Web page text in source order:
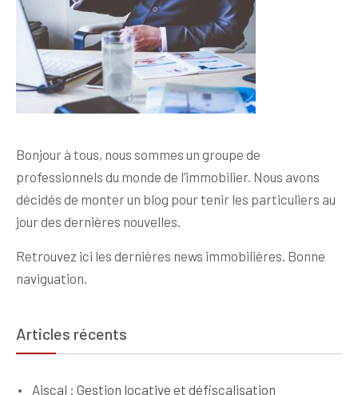
Bonjour à tous, nous sommes un groupe de
professionnels du monde de l’immobilier. Nous avons
décidés de monter un blog pour tenir les particuliers au
jour des dernières nouvelles.
Retrouvez ici les dernières news immobilières. Bonne
naviguation.
Articles récents
Aiscal : Gestion locative et défiscalisation